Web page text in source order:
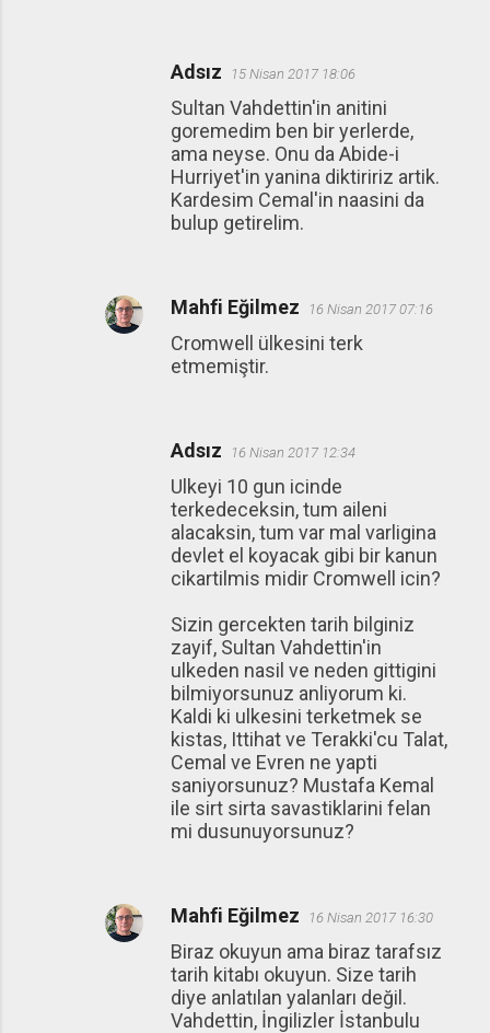
Adsız 15 Nisan 2017 18:06
Sultan Vahdettin'in anitini
goremedim ben bir yerlerde,
ama neyse. Onu da Abide-i
Hurriyet'in yanina diktiririz artik.
Kardesim Cemal'in naasini da
bulup getirelim.
Mahfi Eğilmez 16 Nisan 2017 07:16
Cromwell ülkesini terk
etmemiştir.
Adsız 16 Nisan 2017 12:34
Ulkeyi 10 gun icinde
terkedeceksin, tum aileni
alacaksin, tum var mal varligina
devlet el koyacak gibi bir kanun
cikartilmis midir Cromwell icin?
Sizin gercekten tarih bilginiz
zayif, Sultan Vahdettin'in
ulkeden nasil ve neden gittigini
bilmiyorsunuz anliyorum ki.
Kaldi ki ulkesini terketmek se
kistas, Ittihat ve Terakki'cu Talat,
Cemal ve Evren ne yapti
saniyorsunuz? Mustafa Kemal
ile sirt sirta savastiklarini felan
mi dusunuyorsunuz?
Mahfi Eğilmez 16 Nisan 2017 16:30
Biraz okuyun ama biraz tarafsız
tarih kitabı okuyun. Size tarih
diye anlatılan yalanları değil.
Vahdettin, İngilizler İstanbulu